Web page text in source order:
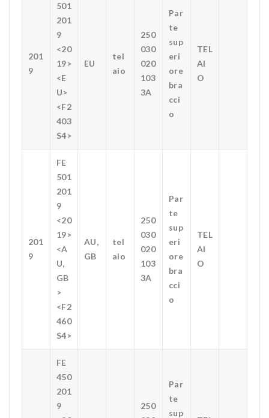
201
9
501
201
9
<20
19>
<E
U>
<F2
403
S4>
EU
tel
aio
250
030
020
103
3A
Par
te
sup
eri
ore
bra
cci
o
TEL
AI
O
201
9
FE
501
201
9
<20
19>
<A
U,
GB
>
<F2
460
S4>
AU,
GB
tel
aio
250
030
020
103
3A
Par
te
sup
eri
ore
bra
cci
o
TEL
AI
O
FE
450
201
9
250
Par
te
sup